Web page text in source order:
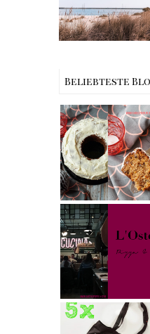
Beliebteste
Rezept |
Weltbester
Carrot Cake
mit Cream
Cheese
Frosting nach
Cynthia
Barcomi –
einfach &
saftig
My Berlin -
L'Osteria | The
Nina Edition
[gives away]
Limitierte